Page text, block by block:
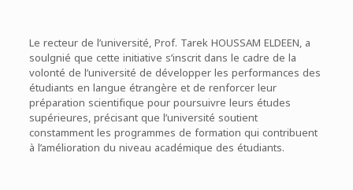
Le recteur de l’université, Prof. Tarek HOUSSAM ELDEEN, a
soulgnié que cette initiative s’inscrit dans le cadre de la
volonté de l’université de développer les performances des
étudiants en langue étrangère et de renforcer leur
préparation scientifique pour poursuivre leurs études
supérieures, précisant que l’université soutient
constamment les programmes de formation qui contribuent
à l’amélioration du niveau académique des étudiants.